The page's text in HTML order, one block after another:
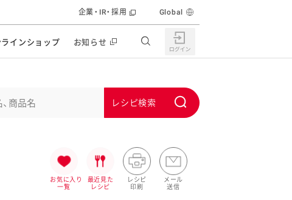
おすすめの特設サイト
キユーピー マヨネーズキッチン
明日もうれしい。サラダストック
おうちで作るポテトサラダ
その他の商品サイトキャンペーン・イベント
ラインショップ お知らせ
企業・IR・採用
食育活動
Global
m
i
お気に入り
一覧
最近見た
レシピ
レシピ
印刷
メール
送信